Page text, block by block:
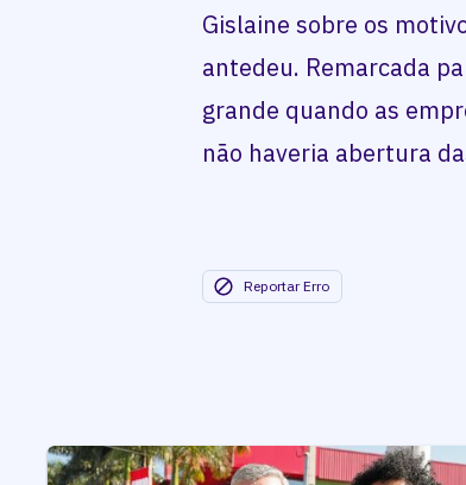
Gislaine sobre os
antedeu. Remarcada
grande quando as
não haveria abertura
Reportar Erro